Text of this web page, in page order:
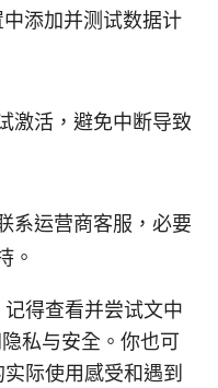
添加并测试数据计
激活，避免中断导致
系运营商客服，必要
。
得查看并尝试文中
私与安全。你也可
际使用感受和遇到